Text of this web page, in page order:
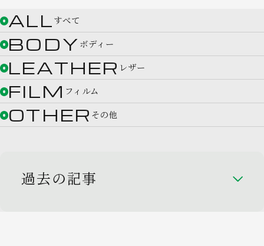
ALL すべて
BODY ボディー
LEATHER レザー
FILM フィルム
OTHER その他
過去の記事